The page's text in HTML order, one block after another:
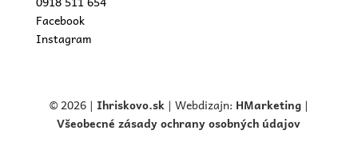
Facebook
Instagram
© 2026 | Ihriskovo.sk| Webdizajn: HMarketing |
Všeobecné zásady ochrany osobných údajov